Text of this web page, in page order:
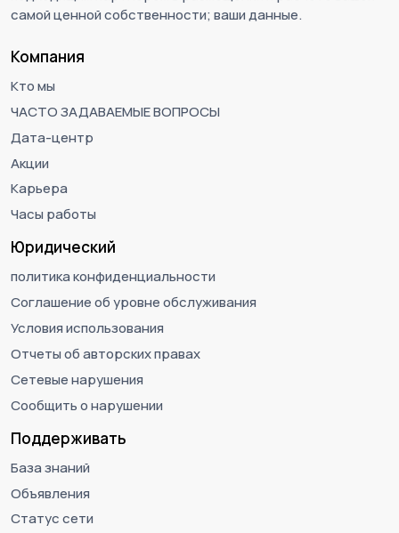
самой ценной собственности; ваши данные.
Компания
Кто мы
ЧАСТО ЗАДАВАЕМЫЕ ВОПРОСЫ
Дата-центр
Акции
Карьера
Часы работы
Юридический
политика конфиденциальности
Соглашение об уровне обслуживания
Условия использования
Отчеты об авторских правах
Сетевые нарушения
Сообщить о нарушении
Поддерживать
База знаний
Объявления
Статус сети